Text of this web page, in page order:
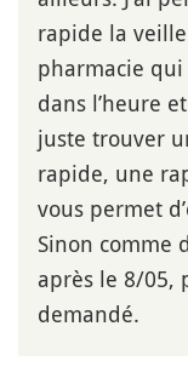
rapide la
pharmacie qui
dans l’heure
juste trouver
rapide, une
vous permet
Sinon comme
après le 8/05,
demandé.